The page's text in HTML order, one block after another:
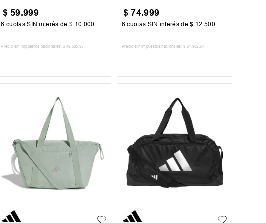
$ 59.999
6 cuotas SIN interés de$ 10 000
Precio sin impuestos nacionales: $ 49.585 ,95
$ 74.999
6 cuotas SIN interés de$ 12 500
Precio sin impuestos nacionales: $ 61 .982 ,64